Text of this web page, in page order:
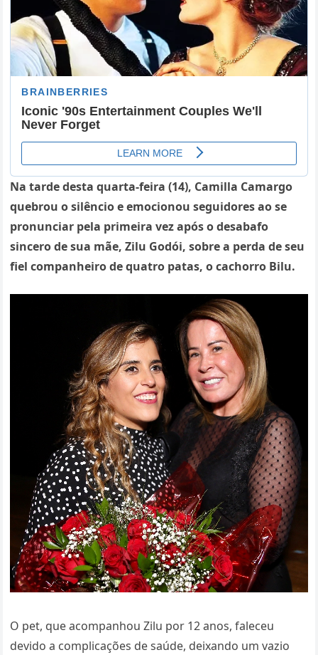
Na tarde desta quarta-feira (14), Camilla Camargo
quebrou o silêncio e emocionou seguidores ao se
pronunciar pela primeira vez após o desabafo
sincero de sua mãe, Zilu Godói, sobre a perda de seu
fiel companheiro de quatro patas, o cachorro Bilu.
O pet, que acompanhou Zilu por 12 anos, faleceu
devido a complicações de saúde, deixando um vazio